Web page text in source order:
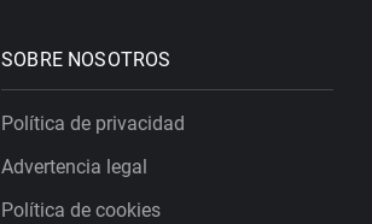
SOBRE NOSOTROS
Política de privacidad
Advertencia legal
Política de cookies